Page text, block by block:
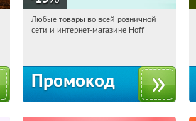
18:22:37 Получили:
Любые товары во всей розничной
сети и интернет-магазине Hoff
Промокод